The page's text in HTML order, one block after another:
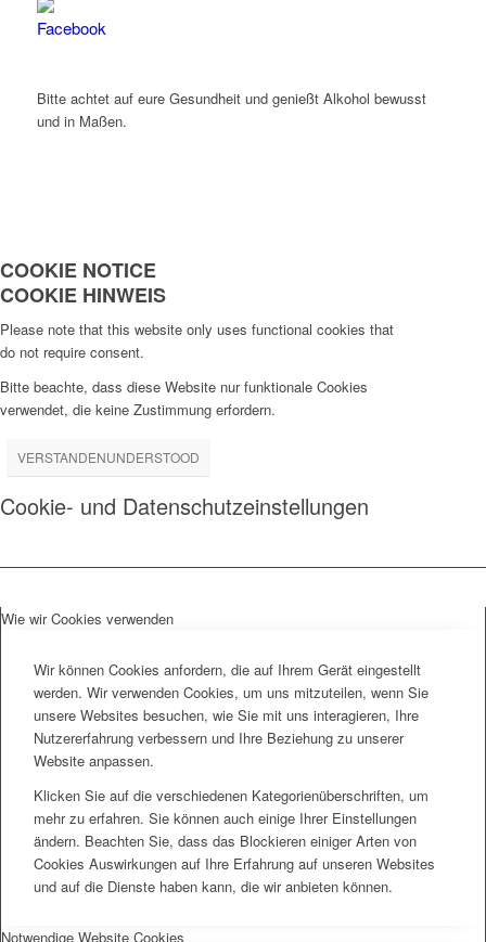
Bitte achtet auf eure Gesundheit und genießt Alkohol bewusst
und in Maßen.
COOKIE NOTICE
COOKIE HINWEIS
Please note that this website only uses functional cookies that
do not require consent.
Bitte beachte, dass diese Website nur funktionale Cookies
verwendet, die keine Zustimmung erfordern.
VERSTANDENUNDERSTOOD
Cookie- und Datenschutzeinstellungen
Wie wir Cookies verwenden
Wir können Cookies anfordern, die auf Ihrem Gerät eingestellt
werden. Wir verwenden Cookies, um uns mitzuteilen, wenn Sie
unsere Websites besuchen, wie Sie mit uns interagieren, Ihre
Nutzererfahrung verbessern und Ihre Beziehung zu unserer
Website anpassen.
Klicken Sie auf die verschiedenen Kategorienüberschriften, um
mehr zu erfahren. Sie können auch einige Ihrer Einstellungen
ändern. Beachten Sie, dass das Blockieren einiger Arten von
Cookies Auswirkungen auf Ihre Erfahrung auf unseren Websites
und auf die Dienste haben kann, die wir anbieten können.
Notwendige Website Cookies